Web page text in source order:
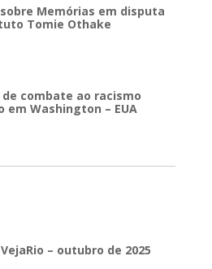
Memórias em disputa
Tomie Othake
combate ao racismo
em Washington – EUA
– outubro de 2025